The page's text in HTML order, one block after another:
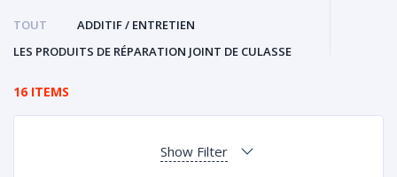
TOUT
ADDITIF / ENTRETIEN
LES PRODUITS DE RÉPARATION JOINT DE CULASSE
16 ITEMS
Show Filter